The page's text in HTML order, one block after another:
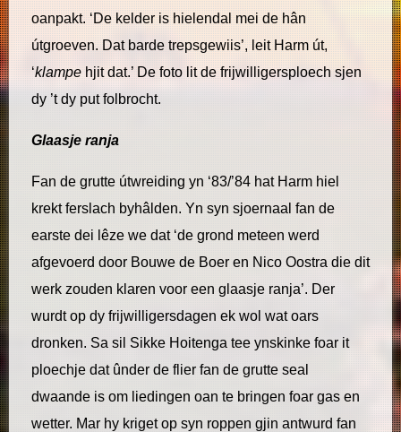
oanpakt. ‘De kelder is hielendal mei de hân
útgroeven. Dat barde trepsgewiis’, leit Harm út,
‘klampehjit dat.’ De foto lit de frijwilligersploech sjen
dy ’t dy put folbrocht.
Glaasje ranja
Fan de grutte útwreiding yn ‘83/’84 hat Harm hiel
krekt ferslach byhâlden. Yn syn sjoernaal fan de
earste dei lêze we dat ‘de grond meteen werd
afgevoerd door Bouwe de Boer en Nico Oostra die dit
werk zouden klaren voor een glaasje ranja’. Der
wurdt op dy frijwilligersdagen ek wol wat oars
dronken. Sa sil Sikke Hoitenga tee ynskinke foar it
ploechje dat ûnder de flier fan de grutte seal
dwaande is om liedingen oan te bringen foar gas en
wetter. Mar hy kriget op syn roppen gjin antwurd fan